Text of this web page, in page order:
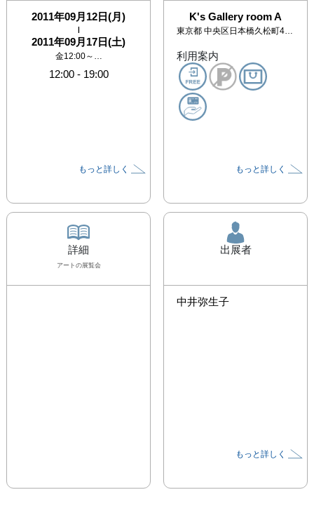
2011年09月12日(月)
|
2011年09月17日(土)
金12:00～…
12:00- 19:00
もっと詳しく
K's Gallery room A
東京都 中央区日本橋久松町4-6杉山ビル4F
利用案内
もっと詳しく
詳細
アート の展覧会
出展者
中井弥生子
もっと詳しく